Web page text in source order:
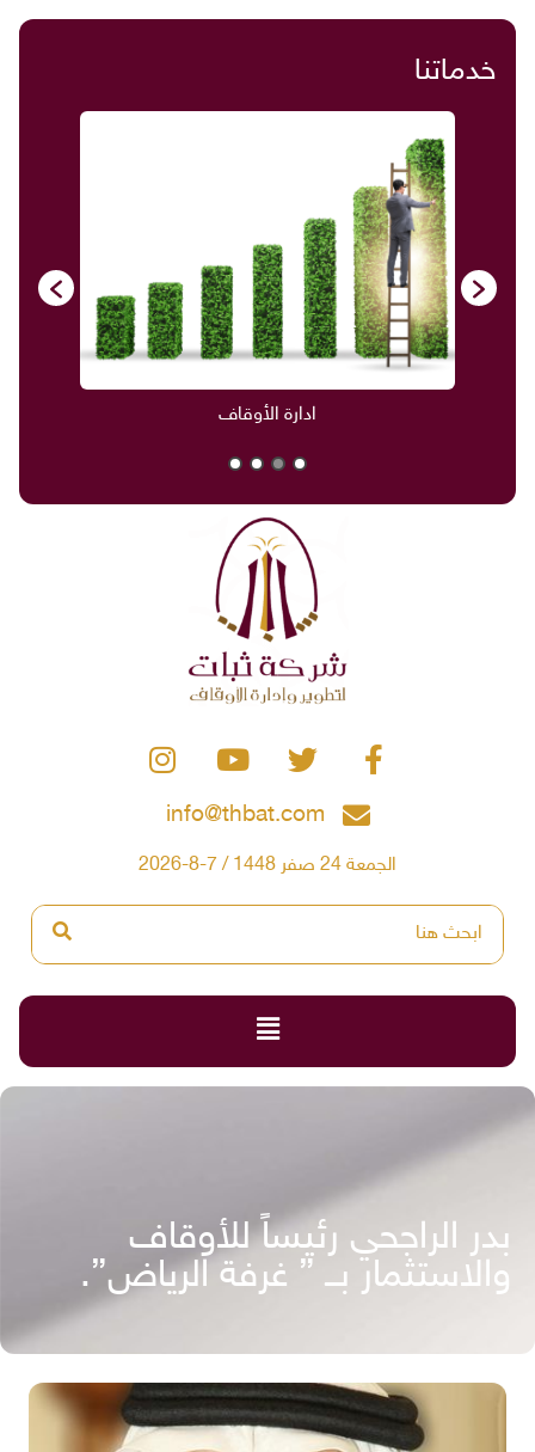
خدماتنا
ادارة الأوقاف
info@thbat.com
الجمعة 24 صفر 1448 / 7-8-2026
بدر الراجحي رئيساً للأوقاف
والاستثمار بــ ” غرفة الرياض”.